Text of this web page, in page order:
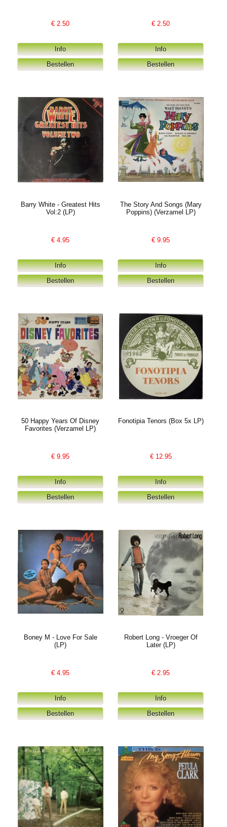
€ 2.50 € 2.50
Barry White - Greatest Hits
Vol:2 (LP)
€4.95
The Story And Songs (Mary
Poppins) (Verzamel LP)
€9.95
50 Happy Years Of Disney
Favorites (Verzamel LP)
€9.95
Fonotipia Tenors (Box 5x LP)
€ 12.95
Boney M - Love For Sale
(LP)
€4.95
Robert Long - Vroeger Of
Later (LP)
€ 2.95